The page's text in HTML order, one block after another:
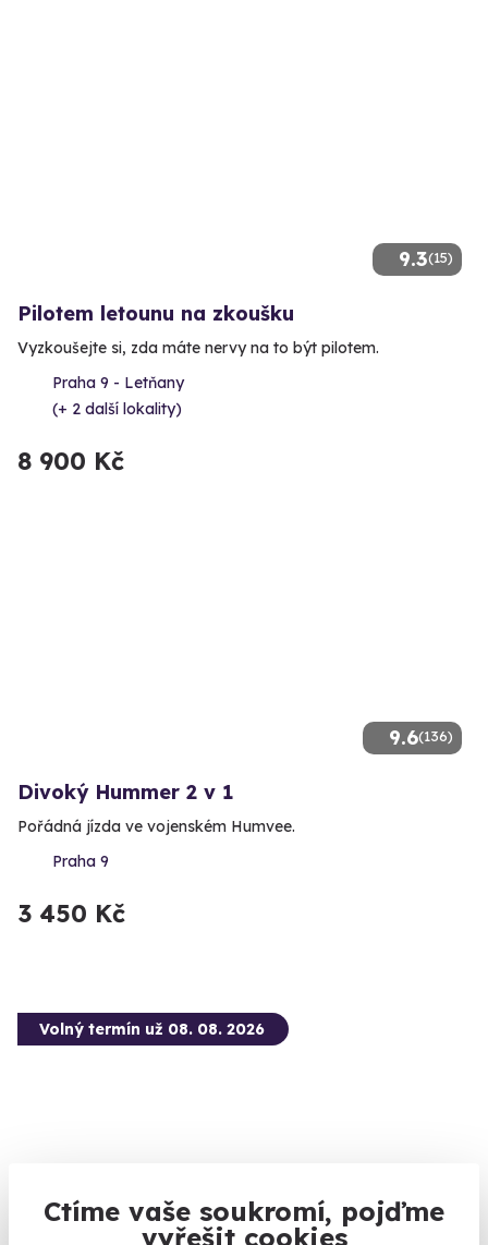
Ctíme vaše soukromí, pojďme
vyřešit cookies
9.3(15)
Pilotem letounu na zkoušku
Vyzkoušejte si, zda máte nervy na to být pilotem.
Praha 9 - Letňany
(+ 2 další lokality)
8 900 Kč
9.6(136)
Divoký Hummer 2 v 1
Pořádná jízda ve vojenském Humvee.
Praha 9
3 450 Kč
Volný termín už 08. 08. 2026